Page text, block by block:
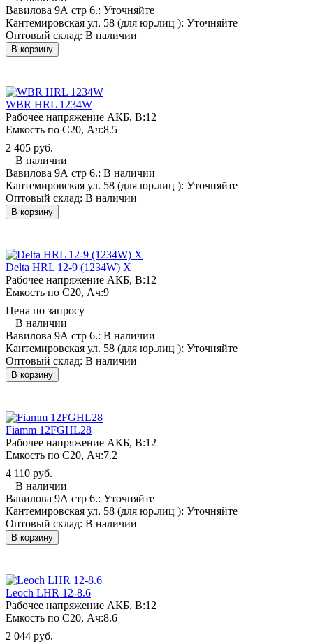
Вавилова 9А стр 6.: Уточняйте
Кантемировская ул. 58 (для юр.лиц ): Уточняйте
Оптовый склад: В наличии
В корзину
WBR HRL 1234W
Рабочее напряжение АКБ, B:12
Емкость по С20, Ач:8.5
2 405 руб.
В наличии
Вавилова 9А стр 6.: В наличии
Кантемировская ул. 58 (для юр.лиц ): Уточняйте
Оптовый склад: В наличии
В корзину
Delta HRL 12-9 (1234W) X
Рабочее напряжение АКБ, B:12
Емкость по С20, Ач:9
Цена по запросу
В наличии
Вавилова 9А стр 6.: В наличии
Кантемировская ул. 58 (для юр.лиц ): Уточняйте
Оптовый склад: В наличии
В корзину
Fiamm 12FGHL28
Рабочее напряжение АКБ, B:12
Емкость по С20, Ач:7.2
4 110 руб.
В наличии
Вавилова 9А стр 6.: Уточняйте
Кантемировская ул. 58 (для юр.лиц ): Уточняйте
Оптовый склад: В наличии
В корзину
Leoch LHR 12-8.6
Рабочее напряжение АКБ, B:12
Емкость по С20, Ач:8.6
2 044 руб.